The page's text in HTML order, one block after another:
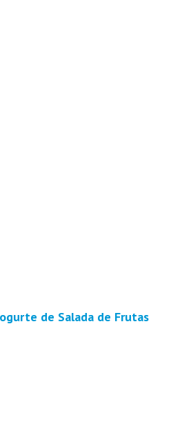
de Salada de Frutas